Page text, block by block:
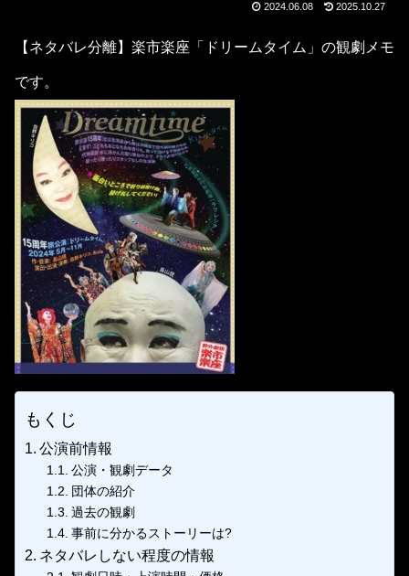
2024.06.08 2025.10.27
【ネタバレ分離】楽市楽座「ドリームタイム」の観劇メモ
です。
もくじ
公演前情報
公演・観劇データ
団体の紹介
過去の観劇
事前に分かるストーリーは?
ネタバレしない程度の情報